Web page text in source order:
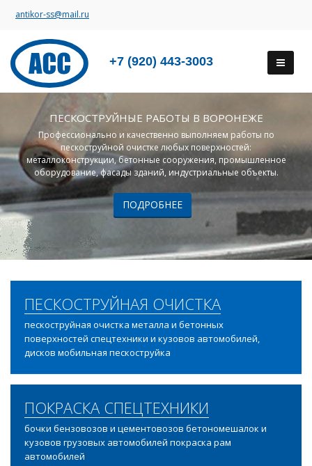
antikor-ss@mail.ru
+7 (920) 443-3003
ПЕСКОСТРУЙНЫЕ РАБОТЫ В ВОРОНЕЖЕ
Профессионально и качественно выполняем работы по
пескоструйной очистке любых поверхностей:
металлоконструкции, бетонные сооружения, промышленное
оборудование, фасады зданий, индустриальные объекты.
ПОДРОБНЕЕ
ПЕСКОСТРУЙНАЯ ОЧИСТКА
пескоструйная очистка металла и бетонных
поверхностей спецтехники и кузовов автомобилей,
дисков мобильная пескоструйка
ПОКРАСКА СПЕЦТЕХНИКИ
бочки бензовозов и цементовозов бетономешалок и
кузовов грузовых автомобилей покраска рам
автомобилей